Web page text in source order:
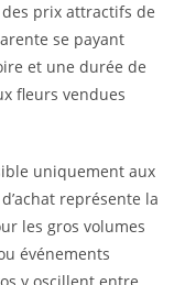
prix attractifs de
se payant
et une durée de
fleurs vendues
uniquement aux
représente la
les gros volumes
événements